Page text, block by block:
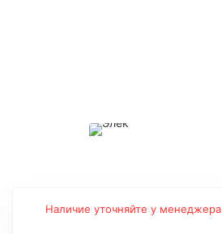
Наличие уточняйте у менеджера